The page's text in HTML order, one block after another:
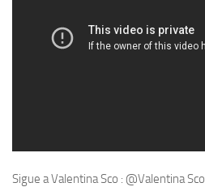
Sigue a Valentina Sco : @Valentina Sco